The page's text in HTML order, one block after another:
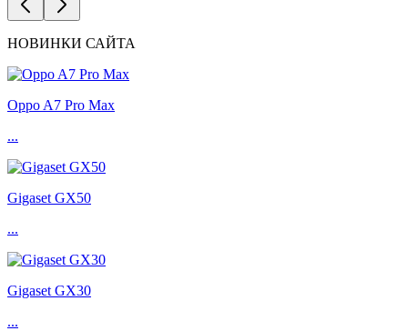
НОВИНКИ САЙТА
Oppo A7 Pro Max
...
Gigaset GX50
...
Gigaset GX30
...